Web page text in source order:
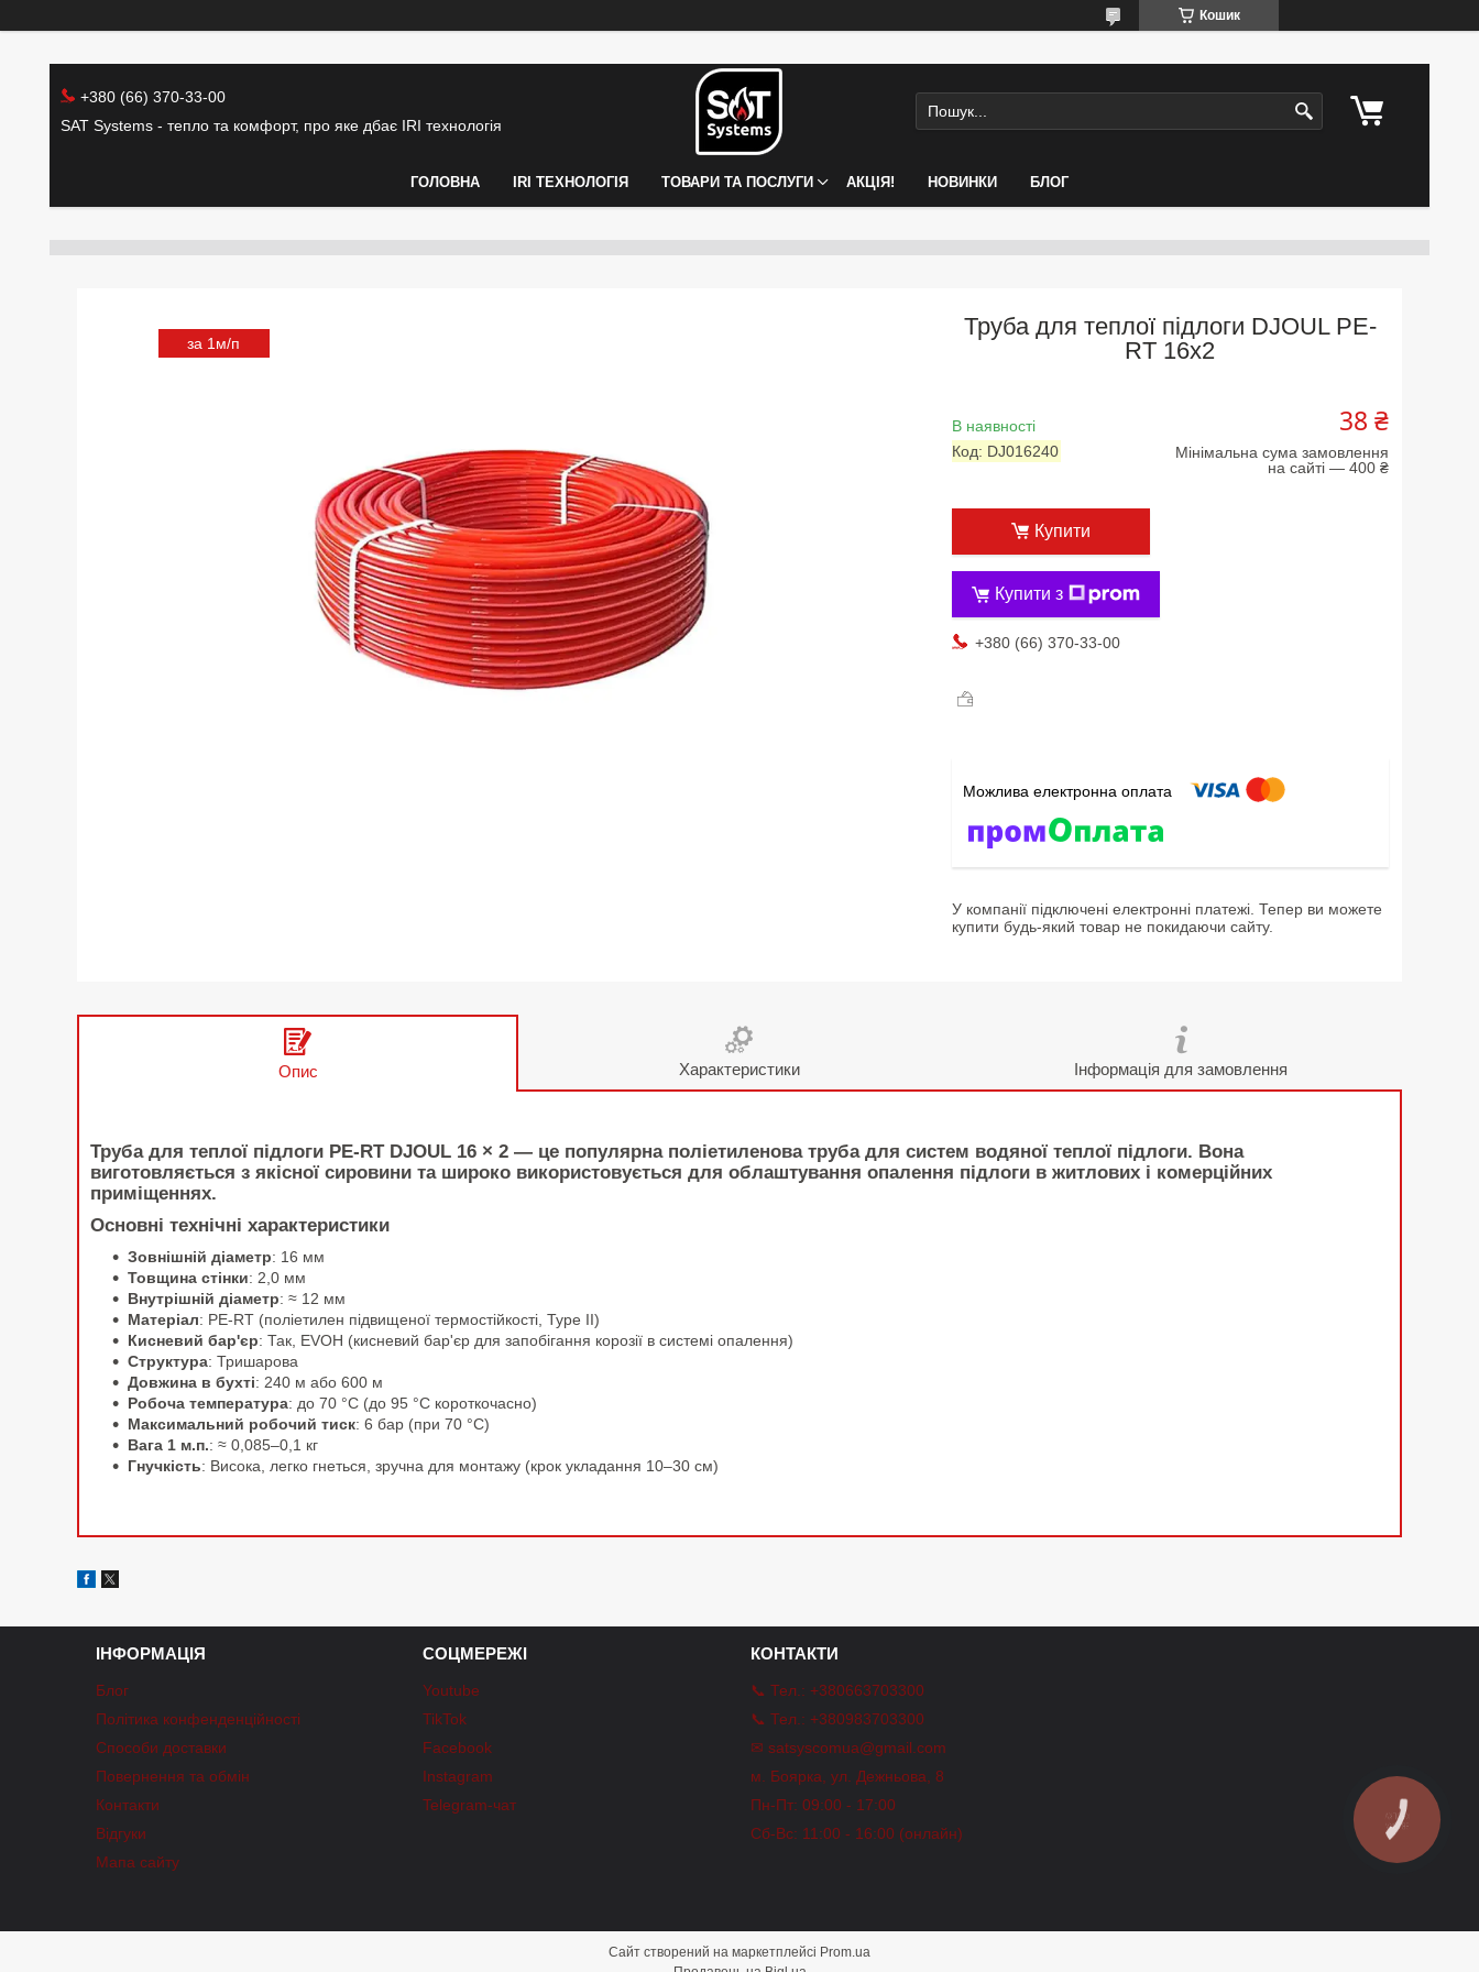
Кошик
+380 (66) 370-33-00
SAT Systems - тепло та комфорт, про яке дбає IRI технологія
ГОЛОВНА IRI ТЕХНОЛОГІЯ ТОВАРИ ТА ПОСЛУГИ АКЦІЯ! НОВИНКИ БЛОГ
за 1м/п
Труба для теплої підлоги DJOUL PE-
RT 16x2
В наявності
Код: DJ016240
38 ₴
Мінімальна сума замовлення
на сайті — 400 ₴
Купити
Купити з
+380 (66) 370-33-00
У компанії підключені електронні платежі. Тепер ви можете
купити будь-який товар не покидаючи сайту.
Опис Характеристики Інформація для замовлення
Труба для теплої підлоги PE-RT DJOUL 16 × 2 — це популярна поліетиленова труба для систем водяної теплої підлоги. Вона
виготовляється з якісної сировини та широко використовується для облаштування опалення підлоги в житлових і комерційних
приміщеннях.
Основні технічні характеристики
Зовнішній діаметр: 16 мм
Товщина стінки: 2,0 мм
Внутрішній діаметр: ≈ 12 мм
Матеріал: PE-RT (поліетилен підвищеної термостійкості, Type II)
Кисневий бар'єр: Так, EVOH (кисневий бар'єр для запобігання корозії в системі опалення)
Структура: Тришарова
Довжина в бухті: 240 м або 600 м
Робоча температура: до 70 °C (до 95 °C короткочасно)
Максимальний робочий тиск: 6 бар (при 70 °C)
Вага 1 м.п.: ≈ 0,085–0,1 кг
Гнучкість: Висока, легко гнеться, зручна для монтажу (крок укладання 10–30 см)
ІНФОРМАЦІЯ
Блог
Політика конфенденційності
Способи доставки
Повернення та обмін
Контакти
Відгуки
Мапа сайту
СОЦМЕРЕЖІ
Youtube
TikTok
Facebook
Instagram
Telegram-чат
КОНТАКТИ
📞 Тел.: +380663703300
📞 Тел.: +380983703300
✉ satsyscomua@gmail.com
м. Боярка, ул. Дежньова, 8
Пн-Пт: 09:00 - 17:00
Сб-Вс: 11:00 - 16:00 (онлайн)
Сайт створений на маркетплейсі Prom.ua
КНОПКА
ЗВ'ЯЗКУ